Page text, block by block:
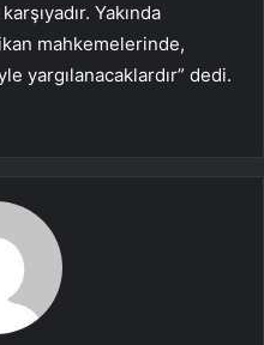
Yakında
mahkemelerinde,
yargılanacaklardır” dedi.